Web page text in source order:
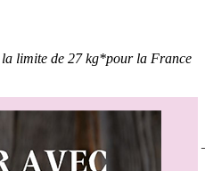
limite de 27 kg*pour la France